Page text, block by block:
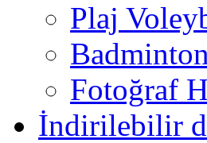
Plaj
Fotoğraf
İndirilebilir